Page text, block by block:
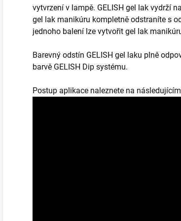
vytvrzení v lampě. GELISH gel lak vydrží
gel lak manikúru kompletně odstraníte s
jednoho balení lze vytvořit gel lak
Barevný odstín GELISH gel laku plně
barvě GELISH Dip systému.
Postup aplikace naleznete na